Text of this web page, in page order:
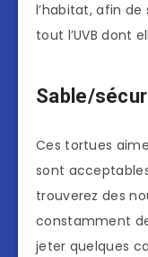
l’habitat, afin de
tout l’UVB dont
Sable/
Ces tortues
sont
trouverez des
constamment de
jeter quelques